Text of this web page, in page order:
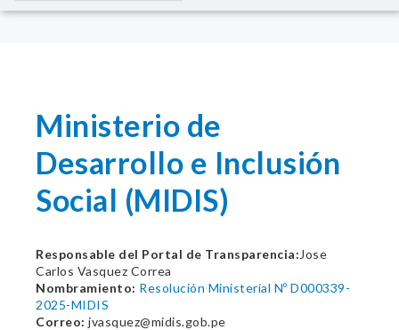
Ministerio de
Desarrollo e Inclusión
Social (MIDIS)
Responsable del Portal de Transparencia: Jose
Carlos Vasquez Correa
Nombramiento: Resolución Ministerial Nº D000339-
2025-MIDIS
Correo: jvasquez@midis.gob.pe